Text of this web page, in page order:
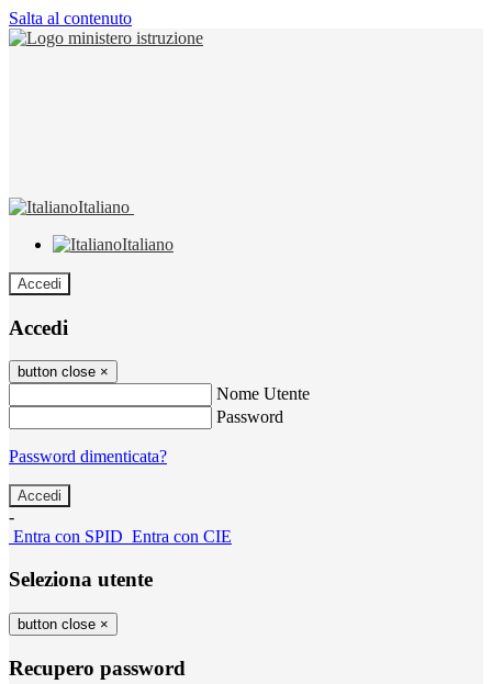
Salta al contenuto
Italiano
Italiano
Accedi
Accedi
button close ×
Nome Utente
Password
Password dimenticata?
-
Entra con SPID Entra con CIE
Seleziona utente
button close ×
Recupero password